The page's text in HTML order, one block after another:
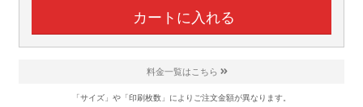
料金一覧はこちら
「サイズ」や「印刷枚数」によりご注文金額が異なります。